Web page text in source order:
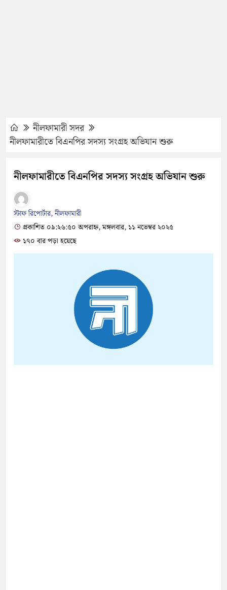
নীলফামারী সদর
নীলফামারীতে বিএনপির সদস্য সংগ্রহ অভিযান শুরু
নীলফামারীতে বিএনপির সদস্য সংগ্রহ অভিযান শুরু
স্টাফ রিপোর্টার, নীলফামারী
প্রকাশিত ০৯:২৬:৫০ অপরাহ্ন, মঙ্গলবার, ১১ নভেম্বর ২০২৫
১৭০ বার পড়া হয়েছে